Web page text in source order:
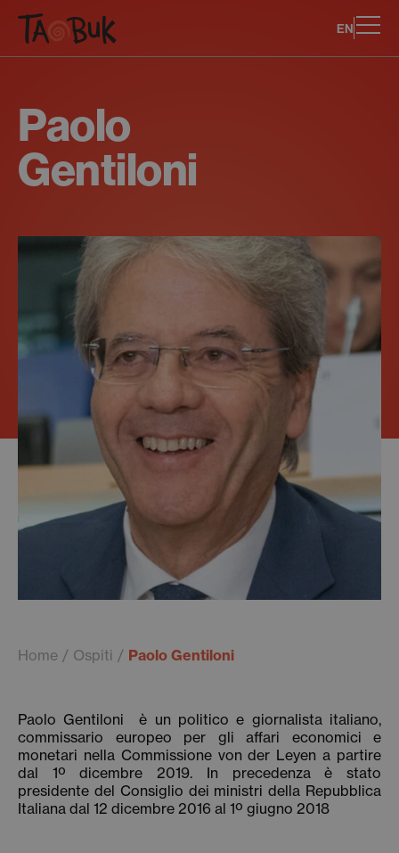
EN
Paolo
Gentiloni
Home Ospiti Paolo Gentiloni
Paolo Gentiloni è un politico e giornalista italiano,
commissario europeo per gli affari economici e
monetari nella Commissione von der Leyen a partire
dal 1º dicembre 2019. In precedenza è stato
presidente del Consiglio dei ministri della Repubblica
Italiana dal 12 dicembre 2016 al 1º giugno 2018